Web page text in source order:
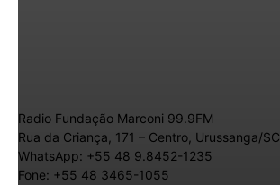
Radio Fundação Marconi 99.9FM
Rua da Criança, 171 – Centro, Urussanga/SC
WhatsApp: +55 48 9.8452-1235
Fone: +55 48 3465-1055